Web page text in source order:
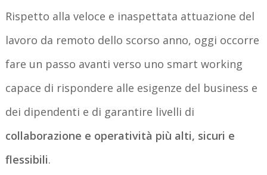
Rispetto alla veloce e inaspettata attuazione del
lavoro da remoto dello scorso anno, oggi occorre
fare un passo avanti verso uno smart working
capace di rispondere alle esigenze del business e
dei dipendenti e di garantire livelli di
collaborazione e operatività più alti, sicuri e
flessibili.